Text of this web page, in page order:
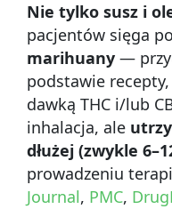
Nie tylko susz i
pacjentów sięga po
marihuany —
podstawie
dawką THC i/lub
inhalacja, ale
dłużej (zwykle
prowadzeniu
Journal, PMC,